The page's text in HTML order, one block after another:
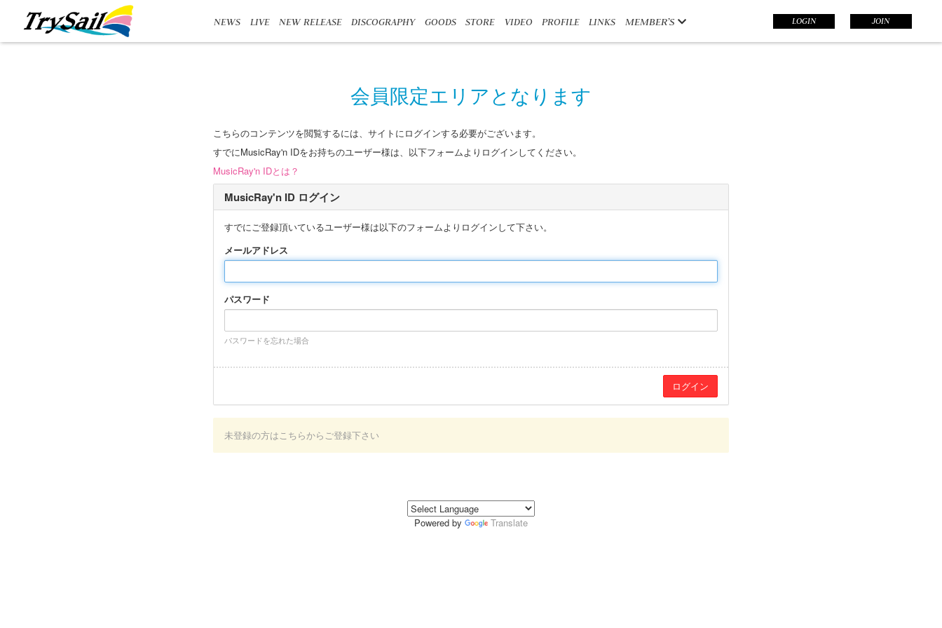
NEWS LIVE NEW RELEASE DISCOGRAPHY GOODS STORE VIDEO PROFILE LINKS MEMBER’S LOGIN JOIN
会員限定エリアとなります
こちらのコンテンツを閲覧するには、サイトにログインする必要がございます。
すでにMusicRay'n IDをお持ちのユーザー様は、以下フォームよりログインしてください。
MusicRay'n IDとは？
MusicRay'n ID ログイン
すでにご登録頂いているユーザー様は以下のフォームよりログインして下さい。
メールアドレス
パスワード
パスワードを忘れた場合
未登録の方はこちらからご登録下さい
Powered by Translate